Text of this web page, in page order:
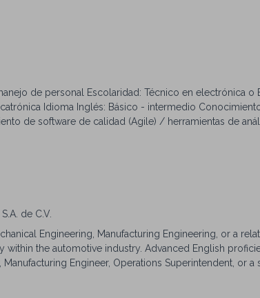
de personal Escolaridad: Técnico en electrónica o
Idioma Inglés: Básico - intermedio
de software de calidad (Agile) / herramientas de
lean / uso de elevadores / uso de software
/ organizado / enfocado / eficiente /
emocional / sentido de urgencia /
de C.V.
Engineering, Manufacturing Engineering, or a
the automotive industry. Advanced English
Engineer, Operations Superintendent, or a
-Plant cost and budget management. Location: Vesta La